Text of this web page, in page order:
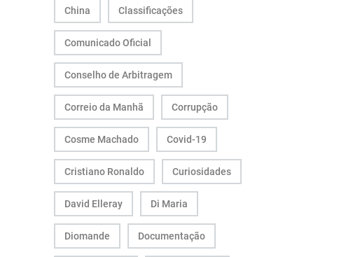
China Classificações
Comunicado Oficial
Conselho de Arbitragem
Correio da Manhã Corrupção
Cosme Machado Covid-19
Cristiano Ronaldo Curiosidades
David Elleray Di Maria
Diomande Documentação